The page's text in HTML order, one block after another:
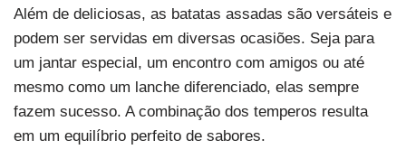
Além de deliciosas, as batatas assadas são versáteis e
podem ser servidas em diversas ocasiões. Seja para
um jantar especial, um encontro com amigos ou até
mesmo como um lanche diferenciado, elas sempre
fazem sucesso. A combinação dos temperos resulta
em um equilíbrio perfeito de sabores.